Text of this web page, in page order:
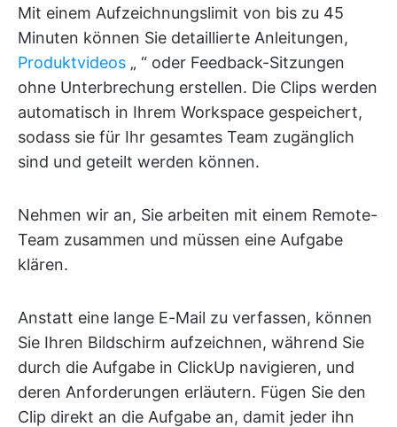
Mit einem Aufzeichnungslimit von bis zu 45
Minuten können Sie detaillierte Anleitungen,
Produktvideos „ “ oder Feedback-Sitzungen
ohne Unterbrechung erstellen. Die Clips werden
automatisch in Ihrem Workspace gespeichert,
sodass sie für Ihr gesamtes Team zugänglich
sind und geteilt werden können.
Nehmen wir an, Sie arbeiten mit einem Remote-
Team zusammen und müssen eine Aufgabe
klären.
Anstatt eine lange E-Mail zu verfassen, können
Sie Ihren Bildschirm aufzeichnen, während Sie
durch die Aufgabe in ClickUp navigieren, und
deren Anforderungen erläutern. Fügen Sie den
Clip direkt an die Aufgabe an, damit jeder ihn